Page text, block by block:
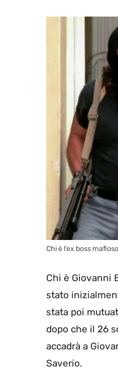
Chi è l’ex boss
Chi è Giovanni
stato
stata poi
dopo che il 26
accadrà a
Saverio.